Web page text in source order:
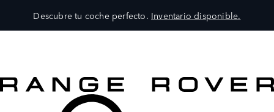
Descubre tu coche perfecto. Inventario disponible.